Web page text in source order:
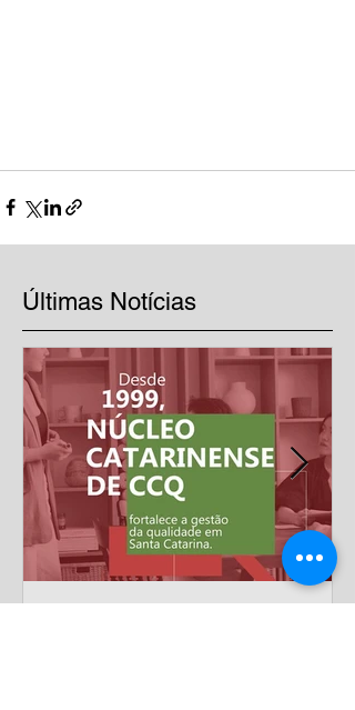
Últimas Notícias
Mais de 20 anos